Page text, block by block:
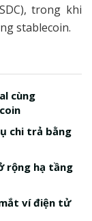
trong khi
stablecoin.
cùng
chi trả bằng
rộng hạ tầng
ví điện tử